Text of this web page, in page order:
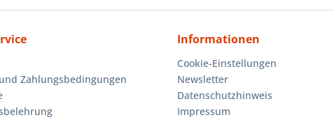
Zahlungsbedingungen
Informationen
Cookie-Einstellungen
Newsletter
Datenschutzhinweis
Impressum